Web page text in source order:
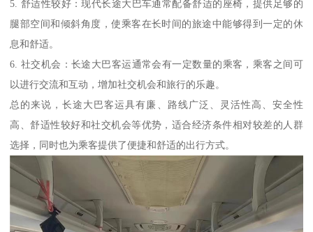
5. 舒适性较好：现代长途大巴车通常配备舒适的座椅，提供足够的
腿部空间和倾斜角度，使乘客在长时间的旅途中能够得到一定的休
息和舒适。
6. 社交机会：长途大巴客运通常会有一定数量的乘客，乘客之间可
以进行交流和互动，增加社交机会和旅行的乐趣。
总的来说，长途大巴客运具有廉、路线广泛、灵活性高、安全性
高、舒适性较好和社交机会等优势，适合经济条件相对较差的人群
选择，同时也为乘客提供了便捷和舒适的出行方式。